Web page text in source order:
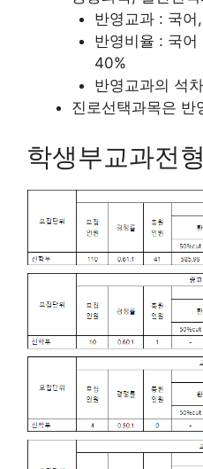
반영교과 : 국어
반영비율 : 국
40%
반영교과의 석
진로선택과목은 반
학생부교과전